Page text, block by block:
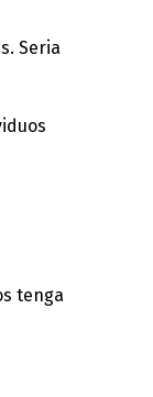
Seri­a
tenga